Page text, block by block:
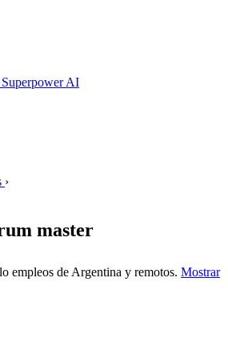
Superpower AI
›
master
empleos de Argentina y remotos. Mostrar